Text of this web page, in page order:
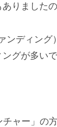
りました
ンディン
グが多いで
ャー」の